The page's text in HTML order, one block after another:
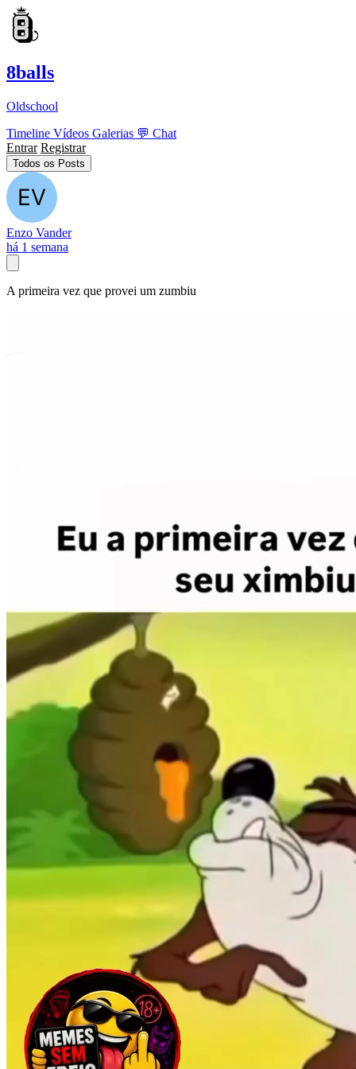
8balls
Oldschool
Timeline Vídeos Galerias 💬 Chat
Entrar Registrar
Todos os Posts
Enzo Vander
há 1 semana
A primeira vez que provei um zumbiu